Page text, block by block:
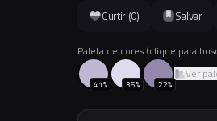
Curtir (0) Salvar
Paleta de cores (clique para
41% 35% 22%
Ver